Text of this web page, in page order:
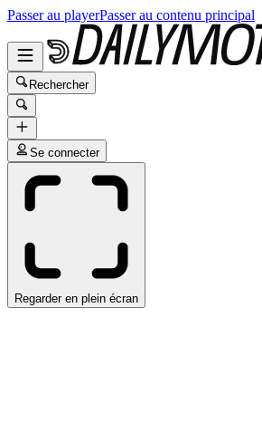
Passer au playerPasser au contenu principal
Rechercher
Se connecter
Regarder en plein écran